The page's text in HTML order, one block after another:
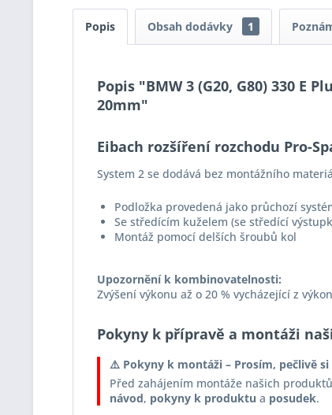
Popis Obsah dodávky 1
Popis "BMW 3 (G20, G80) 330 E
20mm"
Eibach rozšíření rozchodu Pro-
System 2 se dodává bez montážního
Podložka provedená jako průchozí
Se středícím kuželem (se středící
Montáž pomocí delších šroubů kol
Upozornění k kombinovatelnosti:
Zvýšení výkonu až o 20 % vycházející z
Pokyny k přípravě a montáži
⚠️ Pokyny k montáži – Prosím, pečlivě si
Před zahájením montáže našich
návod, pokyny k produktu a posudek.